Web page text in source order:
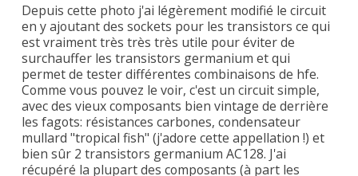
Depuis cette photo j'ai légèrement modifié le circuit
en y ajoutant des sockets pour les transistors ce qui
est vraiment très très très utile pour éviter de
surchauffer les transistors germanium et qui
permet de tester différentes combinaisons de hfe.
Comme vous pouvez le voir, c'est un circuit simple,
avec des vieux composants bien vintage de derrière
les fagots: résistances carbones, condensateur
mullard "tropical fish" (j'adore cette appellation !) et
bien sûr 2 transistors germanium AC128. J'ai
récupéré la plupart des composants (à part les